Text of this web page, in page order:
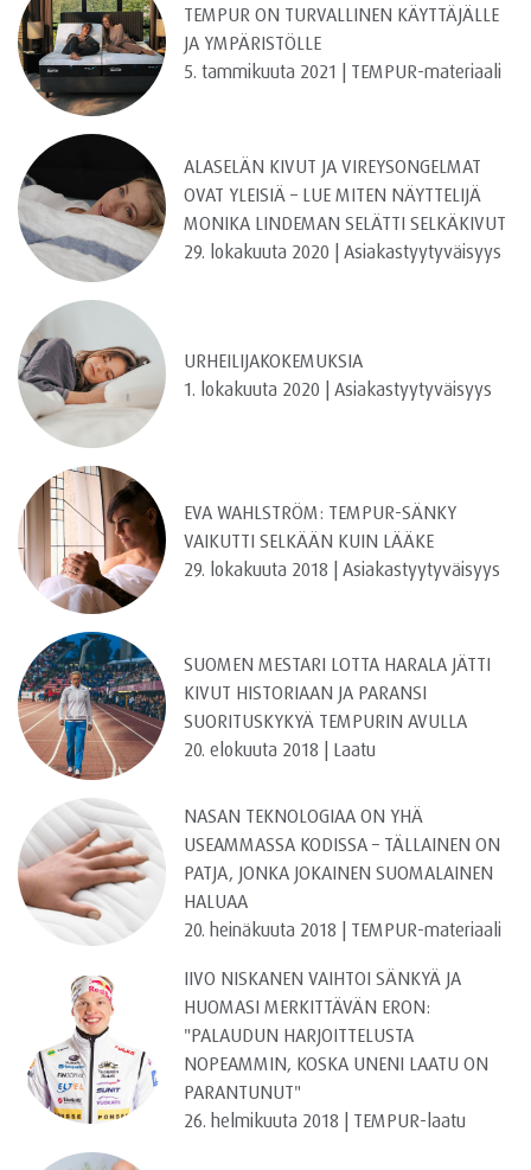
TEMPUR ON TURVALLINEN KÄYTTÄJÄLLE
JA YMPÄRISTÖLLE
5. tammikuuta 2021 | TEMPUR-materiaali
ALASELÄN KIVUT JA VIREYSONGELMAT
OVAT YLEISIÄ – LUE MITEN NÄYTTELIJÄ
MONIKA LINDEMAN SELÄTTI SELKÄKIVUT
29. lokakuuta 2020 | Asiakastyytyväisyys
URHEILIJAKOKEMUKSIA
1. lokakuuta 2020 | Asiakastyytyväisyys
EVA WAHLSTRÖM: TEMPUR-SÄNKY
VAIKUTTI SELKÄÄN KUIN LÄÄKE
29. lokakuuta 2018 | Asiakastyytyväisyys
SUOMEN MESTARI LOTTA HARALA JÄTTI
KIVUT HISTORIAAN JA PARANSI
SUORITUSKYKYÄ TEMPURIN AVULLA
20. elokuuta 2018 | Laatu
NASAN TEKNOLOGIAA ON YHÄ
USEAMMASSA KODISSA – TÄLLAINEN ON
PATJA, JONKA JOKAINEN SUOMALAINEN
HALUAA
20. heinäkuuta 2018 | TEMPUR-materiaali
IIVO NISKANEN VAIHTOI SÄNKYÄ JA
HUOMASI MERKITTÄVÄN ERON:
"PALAUDUN HARJOITTELUSTA
NOPEAMMIN, KOSKA UNENI LAATU ON
PARANTUNUT"
26. helmikuuta 2018 | TEMPUR-laatu